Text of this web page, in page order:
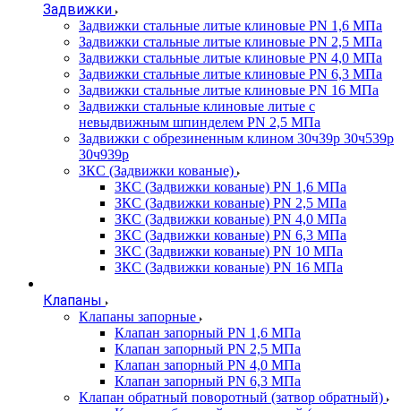
Задвижки
Задвижки стальные литые клиновые PN 1,6 МПа
Задвижки стальные литые клиновые PN 2,5 МПа
Задвижки стальные литые клиновые PN 4,0 МПа
Задвижки стальные литые клиновые PN 6,3 МПа
Задвижки стальные литые клиновые PN 16 МПа
Задвижки стальные клиновые литые с
невыдвижным шпинделем PN 2,5 МПа
Задвижки с обрезиненным клином 30ч39р 30ч539р
30ч939р
ЗКС (Задвижки кованые)
ЗКС (Задвижки кованые) PN 1,6 МПа
ЗКС (Задвижки кованые) PN 2,5 МПа
ЗКС (Задвижки кованые) PN 4,0 МПа
ЗКС (Задвижки кованые) PN 6,3 МПа
ЗКС (Задвижки кованые) PN 10 МПа
ЗКС (Задвижки кованые) PN 16 МПа
Клапаны
Клапаны запорные
Клапан запорный PN 1,6 МПа
Клапан запорный PN 2,5 МПа
Клапан запорный PN 4,0 МПа
Клапан запорный PN 6,3 МПа
Клапан обратный поворотный (затвор обратный)